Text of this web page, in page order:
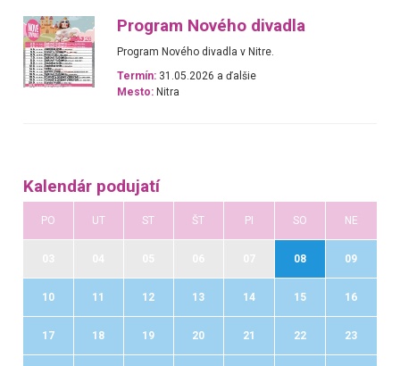
Program Nového divadla
Program Nového divadla v Nitre.
Termín: 31.05.2026 a ďalšie
Mesto: Nitra
Kalendár podujatí
PO UT ST ŠT PI SO NE
08 09
10 11 12 13 14 15 16
17 18 19 20 21 22 23